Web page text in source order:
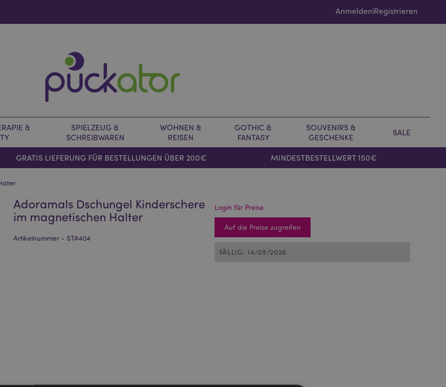
Anmelden|Registrieren
&
SPIELZEUG &
SCHREIBWAREN
WOHNEN &
REISEN
GOTHIC &
FANTASY
SOUVENIRS &
GESCHENKE
SALE
GRATIS LIEFERUNG FÜR BESTELLUNGEN ÜBER 200€ MINDESTBESTELLWERT 150€
Adoramals Dschungel Kinderschere
im magnetischen Halter
Artikelnummer - STA404
Login für Preise
Auf die Preise zugreifen
FÄLLIG: 14/09/2026